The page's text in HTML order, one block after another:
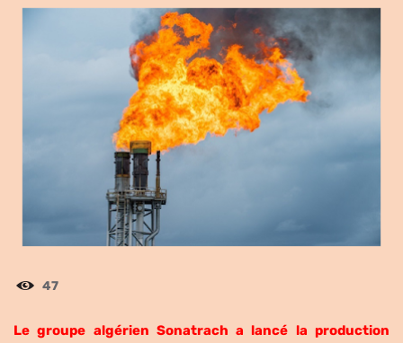
47
Le groupe algérien Sonatrach a lancé la production